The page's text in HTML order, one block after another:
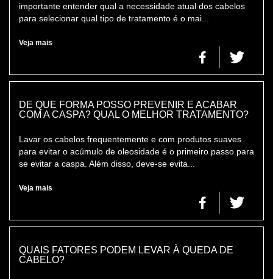
importante entender qual a necessidade atual dos cabelos
para selecionar qual tipo de tratamento é o mai...
Veja mais
DE QUE FORMA POSSO PREVENIR E ACABAR
COM A CASPA? QUAL O MELHOR TRATAMENTO?
Lavar os cabelos frequentemente e com produtos suaves
para evitar o acúmulo de oleosidade é o primeiro passo para
se evitar a caspa. Além disso, deve-se evita...
Veja mais
QUAIS FATORES PODEM LEVAR À QUEDA DE
CABELO?